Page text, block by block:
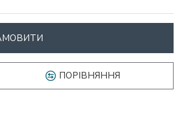
ПОРІВНЯННЯ